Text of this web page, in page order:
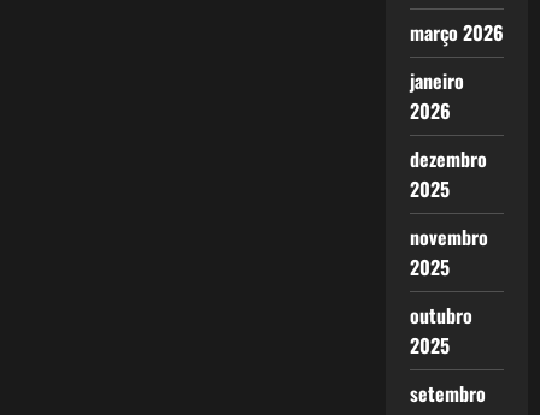
março 2026
janeiro
2026
dezembro
2025
novembro
2025
outubro
2025
setembro